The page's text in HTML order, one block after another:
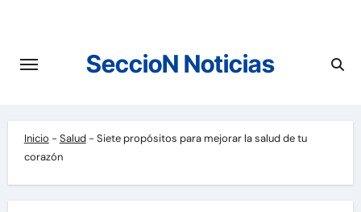
contenido
SeccioN Noticias
Inicio - Salud- Siete propósitos para mejorar la salud de tu
corazón